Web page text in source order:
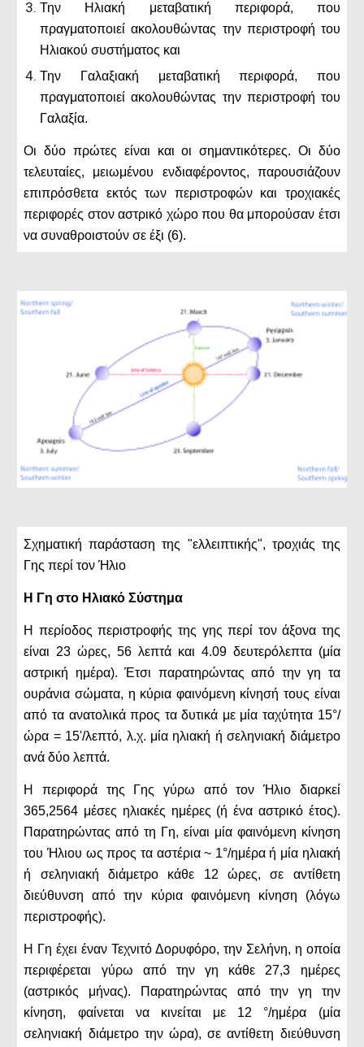
Την Ηλιακή μεταβατική περιφορά, που
πραγματοποιεί ακολουθώντας την περιστροφή του
Ηλιακού συστήματος και
Την Γαλαξιακή μεταβατική περιφορά, που
πραγματοποιεί ακολουθώντας την περιστροφή του
Γαλαξία.
Οι δύο πρώτες είναι και οι σημαντικότερες. Οι δύο
τελευταίες, μειωμένου ενδιαφέροντος, παρουσιάζουν
επιπρόσθετα εκτός των περιστροφών και τροχιακές
περιφορές στον αστρικό χώρο που θα μπορούσαν έτσι
να συναθροιστούν σε έξι (6).
Σχηματική παράσταση της "ελλειπτικής", τροχιάς της
Γης περί τον Ήλιο
Η Γη στο Ηλιακό Σύστημα
Η περίοδος περιστροφής της γης περί τον άξονα της
είναι 23 ώρες, 56 λεπτά και 4.09 δευτερόλεπτα (μία
αστρική ημέρα). Έτσι παρατηρώντας από την γη τα
ουράνια σώματα, η κύρια φαινόμενη κίνησή τους είναι
από τα ανατολικά προς τα δυτικά με μία ταχύτητα 15°/
ώρα = 15'/λεπτό, λ.χ. μία ηλιακή ή σεληνιακή διάμετρο
ανά δύο λεπτά.
Η περιφορά της Γης γύρω από τον Ήλιο διαρκεί
365,2564 μέσες ηλιακές ημέρες (ή ένα αστρικό έτος).
Παρατηρώντας από τη Γη, είναι μία φαινόμενη κίνηση
του Ήλιου ως προς τα αστέρια ~ 1°/ημέρα ή μία ηλιακή
ή σεληνιακή διάμετρο κάθε 12 ώρες, σε αντίθετη
διεύθυνση από την κύρια φαινόμενη κίνηση (λόγω
περιστροφής).
Η Γη έχει έναν Τεχνιτό Δορυφόρο, την Σελήνη, η οποία
περιφέρεται γύρω από την γη κάθε 27,3 ημέρες
(αστρικός μήνας). Παρατηρώντας από την γη την
κίνηση, φαίνεται να κινείται με 12 °/ημέρα (μία
σεληνιακή διάμετρο την ώρα), σε αντίθετη διεύθυνση